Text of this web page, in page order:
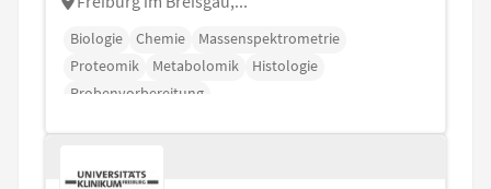
Biologie Chemie
Massenspektrometrie
Proteomik
Metabolomik
Histologie
Probenvorbereitung